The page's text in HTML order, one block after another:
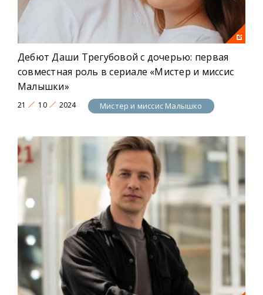
Дебют Даши Трегубовой с дочерью: первая
совместная роль в сериале «Мистер и миссис
Малышки»
21 10 2024 Мистер и миссис Малышко